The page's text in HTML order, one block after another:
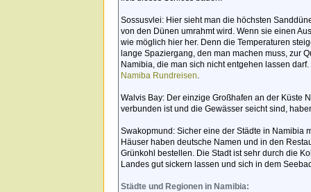
Sossusvlei: Hier sieht man die höchsten
von den Dünen umrahmt wird. Wenn sie einen
wie möglich hier her. Denn die Temperaturen
lange Spaziergang, den man machen muss, zur
Namibia, die man sich nicht entgehen lassen
Namiba Rundreisen.
Walvis Bay: Der einzige Großhafen an der Küste
verbunden ist und die Gewässer seicht sind,
Swakopmund: Sicher eine der Städte in Namibia
Häuser haben deutsche Namen und in den
Grünkohl bestellen. Die Stadt ist sehr durch die
Landes gut sickern lassen und sich in dem
Städte und Regionen in Namibia: